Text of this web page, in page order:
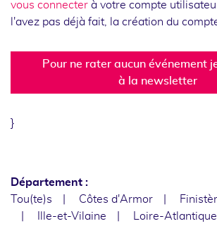
vous connecter à votre compte
l'avez pas déjà fait, la création du
Pour ne rater aucun événement
à la newsletter
}
Département :
Tou(te)s
Côtes d'Armor
Ille-et-Vilaine
Loire-Atlantique